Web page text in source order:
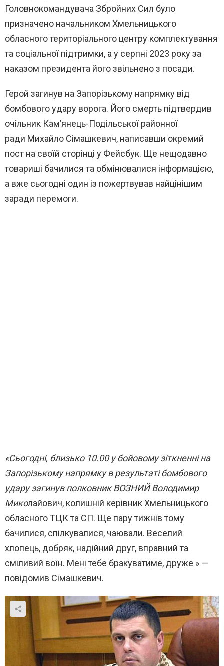
Головнокомандувача Збройних Сил було
призначено начальником Хмельницького
обласного територіального центру комплектування
та соціальної підтримки, а у серпні 2023 року за
наказом президента його звільнено з посади.
Герой загинув на Запорізькому напрямку від
бомбового удару ворога. Його смерть підтвердив
очільник Кам’янець-Подільської районної
ради Михайло Сімашкевич, написавши окремий
пост на своїй сторінці у Фейсбук. Ще нещодавно
товариші бачилися та обмінювалися інформацією,
а вже сьогодні один із пожертвував найцінішим
заради перемоги.
«Сьогодні, близько 10.00 у бойовому зіткненні на
Запорізькому напрямку в результаті бомбового
удару загинув полковник ВОЗНИЙ Володимир
Миколайович, колишній керівник Хмельницького
обласного ТЦК та СП. Ще пару тижнів тому
бачилися, спілкувалися, чаювали. Веселий
хлопець, добряк, надійний друг, вправний та
сміливий воїн. Мені тебе бракуватиме, друже » —
повідомив Сімашкевич.